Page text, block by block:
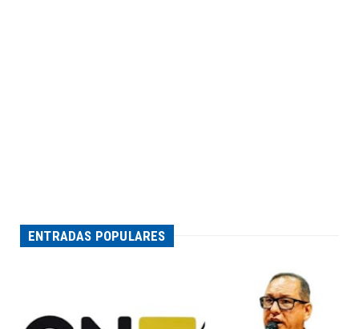
ENTRADAS POPULARES